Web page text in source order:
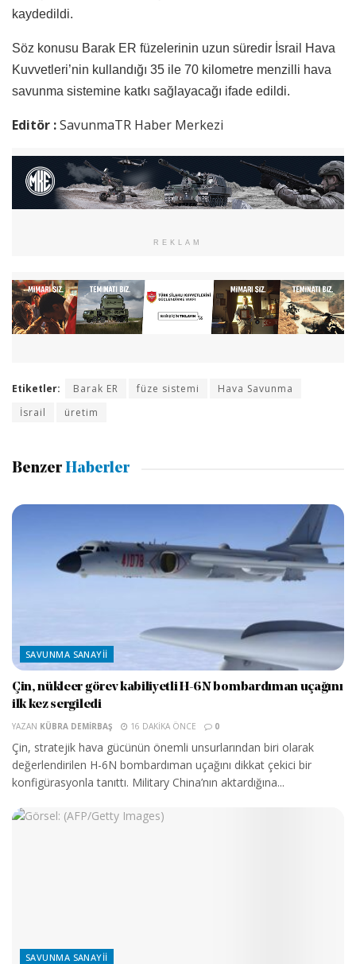
kaydedildi.
Söz konusu Barak ER füzelerinin uzun süredir İsrail Hava
Kuvvetleri’nin kullandığı 35 ile 70 kilometre menzilli hava
savunma sistemine katkı sağlayacağı ifade edildi.
Editör :SavunmaTR Haber Merkezi
REKLAM
Etiketler: Barak ER füze sistemi
Hava Savunma
İsrail
üretim
Benzer Haberler
SAVUNMA SANAYII
Çin, nükleer görev kabiliyetli H-6N bombardıman uçağını
ilk kez sergiledi
YAZAN KÜBRA DEMIRBAŞ 16 DAKIKA ÖNCE 0
Çin, stratejik hava gücünün önemli unsurlarından biri olarak
değerlendirilen H-6N bombardıman uçağını dikkat çekici bir
konfigürasyonla tanıttı. Military China’nın aktardığına...
SAVUNMA SANAYII